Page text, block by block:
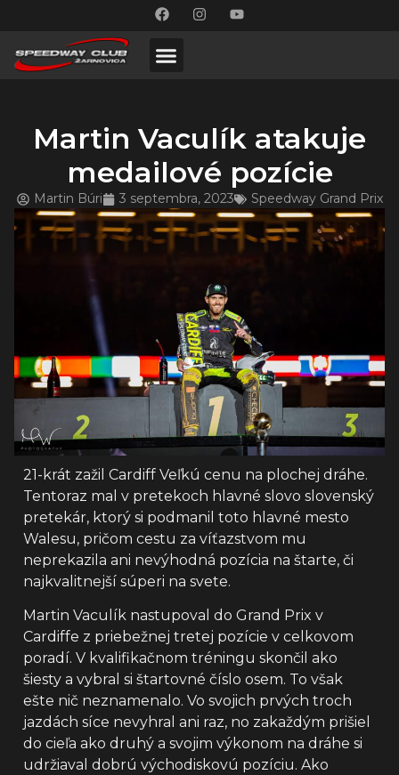
Martin Vaculík atakuje
medailové pozície
Martin Búri 3 septembra, 2023 Speedway Grand Prix
21-krát zažil Cardiff Veľkú cenu na plochej dráhe.
Tentoraz mal v pretekoch hlavné slovo slovenský
pretekár, ktorý si podmanil toto hlavné mesto
Walesu, pričom cestu za víťazstvom mu
neprekazila ani nevýhodná pozícia na štarte, či
najkvalitnejší súperi na svete.
Martin Vaculík nastupoval do Grand Prix v
Cardiffe z priebežnej tretej pozície v celkovom
poradí. V kvalifikačnom tréningu skončil ako
šiesty a vybral si štartovné číslo osem. To však
ešte nič neznamenalo. Vo svojich prvých troch
jazdách síce nevyhral ani raz, no zakaždým prišiel
do cieľa ako druhý a svojim výkonom na dráhe si
udržiaval dobrú východiskovú pozíciu. Ako